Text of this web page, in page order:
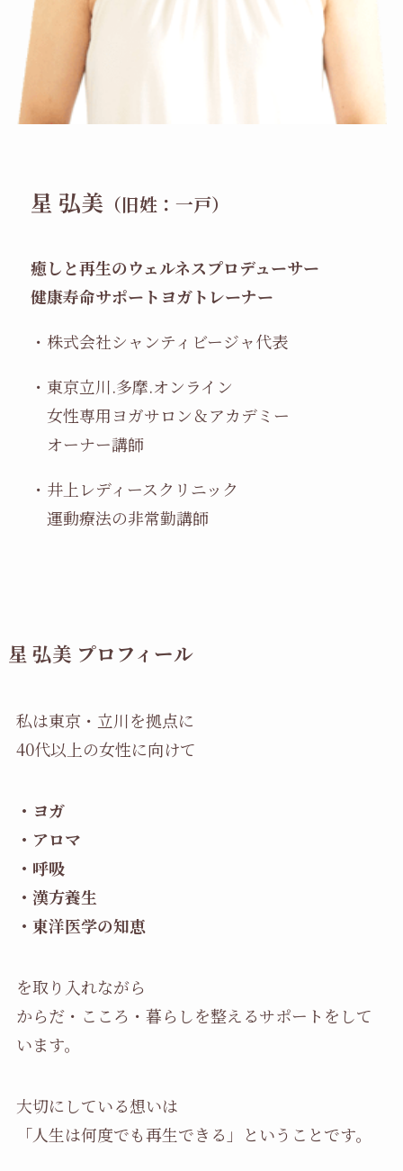
星 弘美 （旧姓：一戸）
癒しと再生のウェルネスプロデューサー
健康寿命サポートヨガトレーナー
・株式会社シャンティビージャ代表
・東京立川.多摩.オンライン
女性専用ヨガサロン＆アカデミー
オーナー講師
・井上レディースクリニック
運動療法の非常勤講師
星 弘美 プロフィール
私は東京・立川を拠点に
40代以上の女性に向けて
・ヨガ
・アロマ
・呼吸
・漢方養生
・東洋医学の知恵
を取り入れながら
からだ・こころ・暮らしを整えるサポートをして
います。
大切にしている想いは
「人生は何度でも再生できる」ということです。